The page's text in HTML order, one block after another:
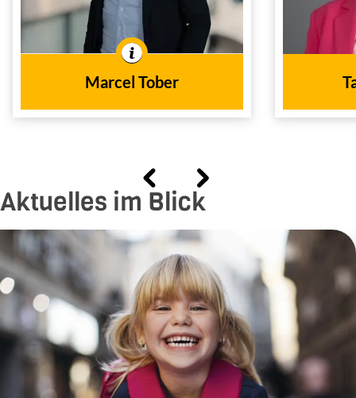
Marcel Tober
Tätig im
Innen- und
Außendienst
In der Branche tätig seit
Aktuelles im Blick